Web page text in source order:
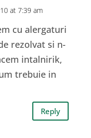
at 7:39 am
cu alergaturi
rezolvat si n-
intalnirik,
trebuie in
Reply